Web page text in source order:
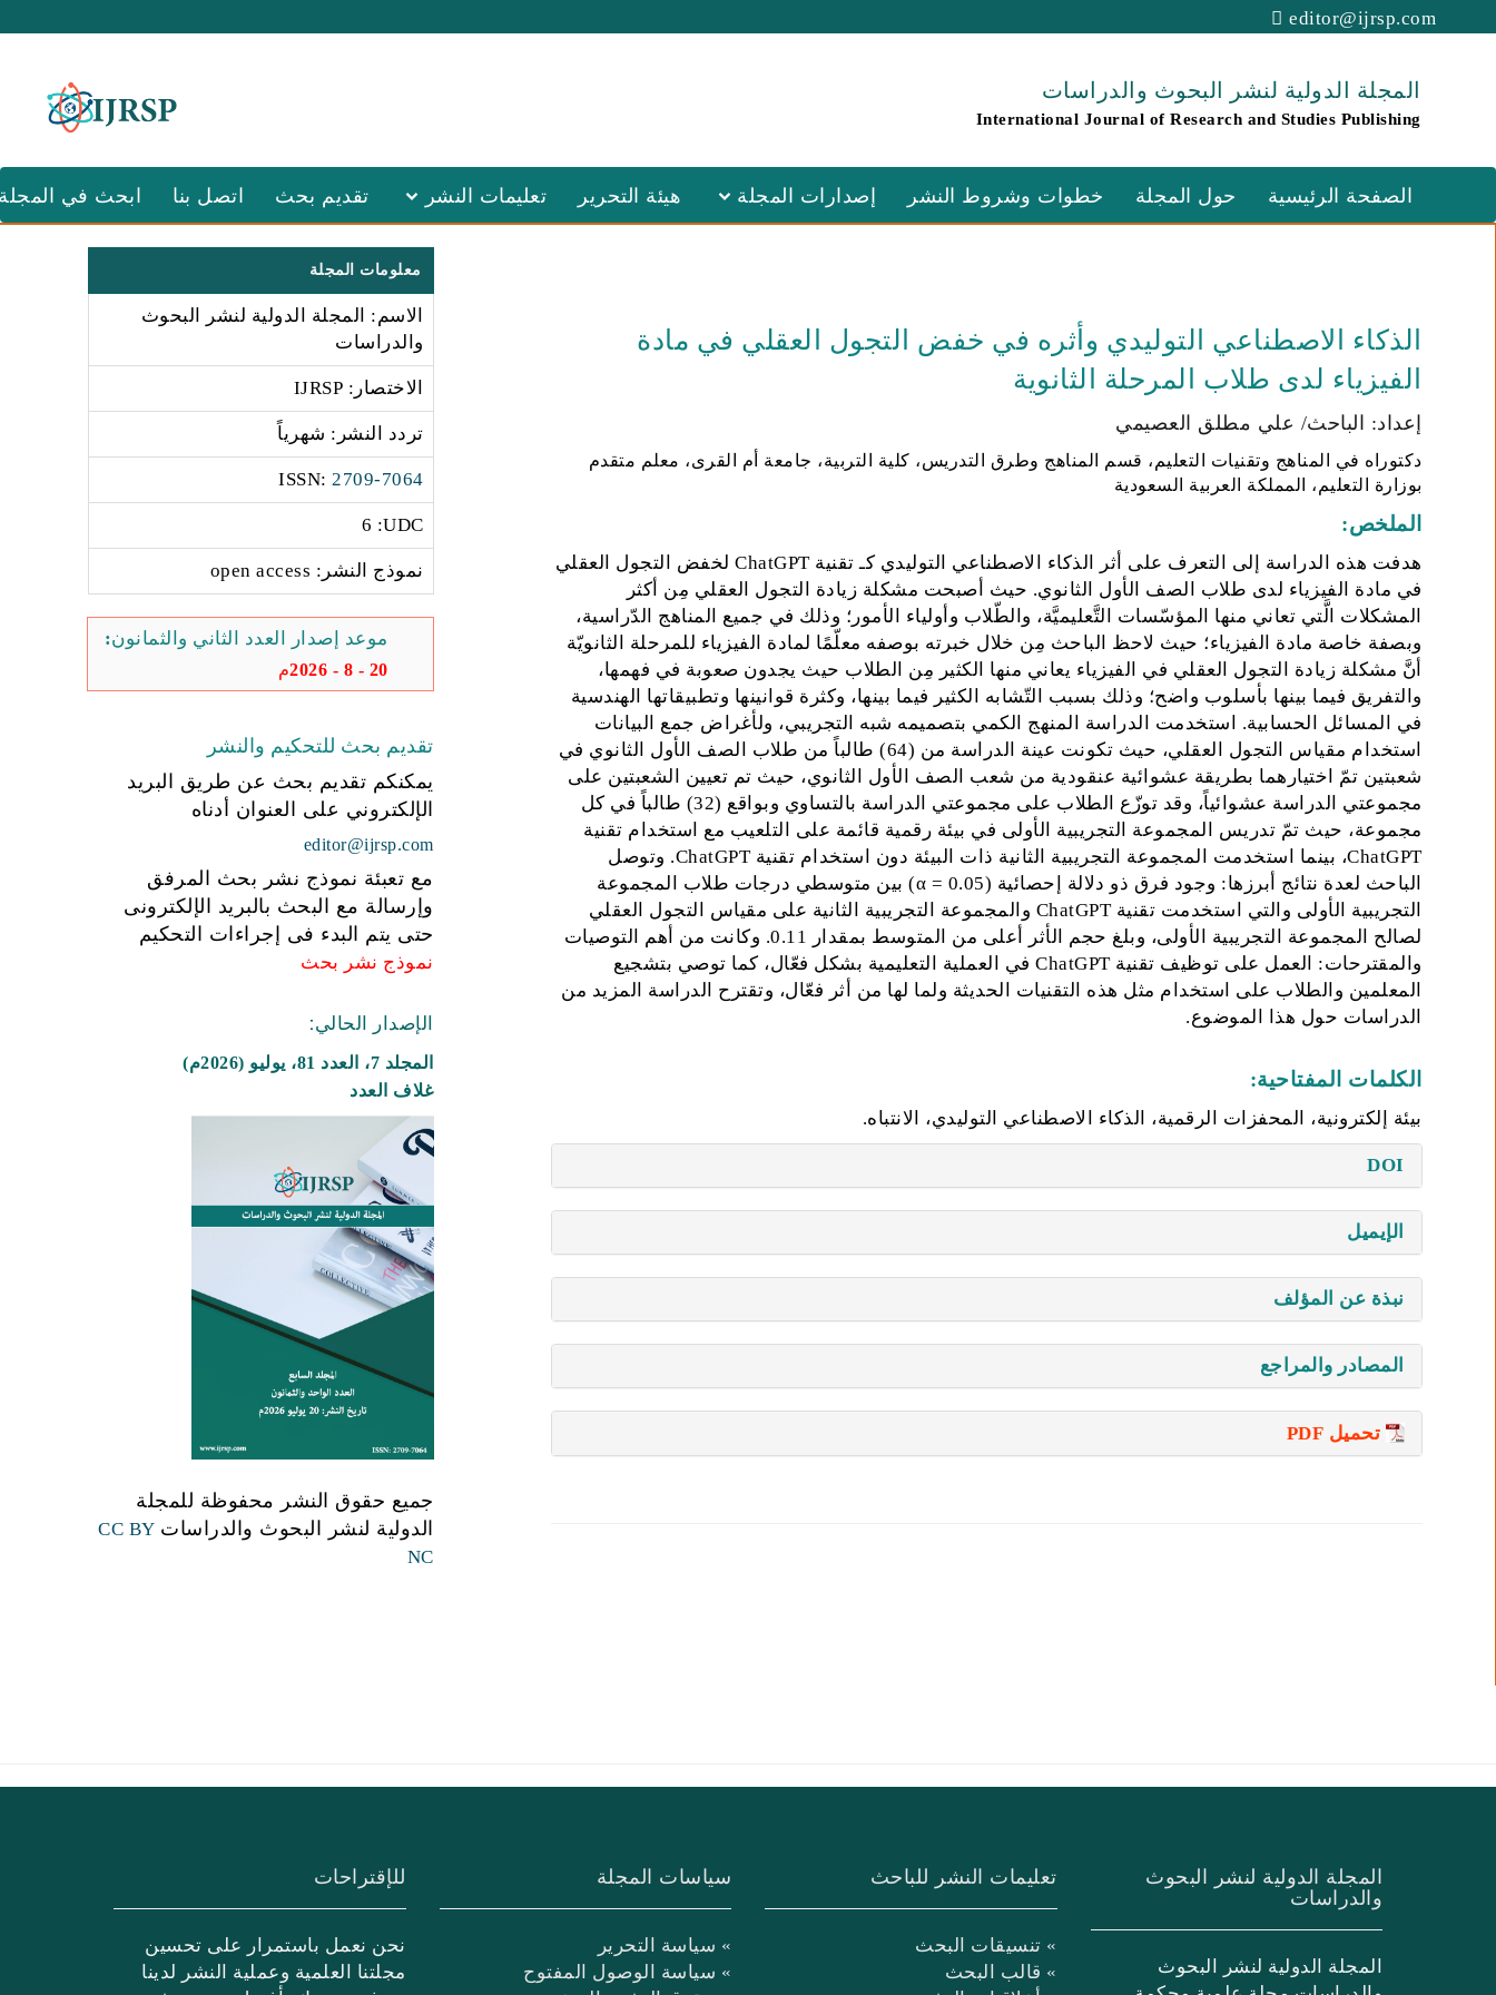
editor@ijrsp.com
المجلة الدولية لنشر البحوث والدراسات
International Journal of Research and Studies Publishing
الصفحة الرئيسية حول المجلة خطوات وشروط النشر إصدارات المجلة هيئة التحرير تعليمات النشر تقديم بحث اتصل بنا ابحث في
الذكاء الاصطناعي التوليدي وأثره في خفض التجول العقلي في مادة
الفيزياء لدى طلاب المرحلة الثانوية
إعداد: الباحث/ علي مطلق العصيمي
دكتوراه في المناهج وتقنيات التعليم، قسم المناهج وطرق التدريس، كلية التربية، جامعة أم القرى، معلم متقدم
بوزارة التعليم، المملكة العربية السعودية
الملخص:
هدفت هذه الدراسة إلى التعرف على أثر الذكاء الاصطناعي التوليدي كـ تقنية ChatGPT لخفض التجول العقلي
في مادة الفيزياء لدى طلاب الصف الأول الثانوي. حيث أصبحت مشكلة زيادة التجول العقلي مِن أكثر
المشكلات الَّتي تعاني منها المؤسّسات التَّعليميَّة، والطّلاب وأولياء الأمور؛ وذلك في جميع المناهج الدّراسية،
وبصفة خاصة مادة الفيزياء؛ حيث لاحظ الباحث مِن خلال خبرته بوصفه معلّمًا لمادة الفيزياء للمرحلة الثانويّة
أنَّ مشكلة زيادة التجول العقلي في الفيزياء يعاني منها الكثير مِن الطلاب حيث يجدون صعوبة في فهمها،
والتفريق فيما بينها بأسلوب واضح؛ وذلك بسبب التّشابه الكثير فيما بينها، وكثرة قوانينها وتطبيقاتها الهندسية
في المسائل الحسابية. استخدمت الدراسة المنهج الكمي بتصميمه شبه التجريبي، ولأغراض جمع البيانات
استخدام مقياس التجول العقلي، حيث تكونت عينة الدراسة من (64) طالباً من طلاب الصف الأول الثانوي في
شعبتين تمّ اختيارهما بطريقة عشوائية عنقودية من شعب الصف الأول الثانوي، حيث تم تعيين الشعبتين على
مجموعتي الدراسة عشوائياً، وقد توزّع الطلاب على مجموعتي الدراسة بالتساوي وبواقع (32) طالباً في كل
مجموعة، حيث تمّ تدريس المجموعة التجريبية الأولى في بيئة رقمية قائمة على التلعيب مع استخدام تقنية
ChatGPT، بينما استخدمت المجموعة التجريبية الثانية ذات البيئة دون استخدام تقنية ChatGPT. وتوصل
الباحث لعدة نتائج أبرزها: وجود فرق ذو دلالة إحصائية (α = 0.05) بين متوسطي درجات طلاب المجموعة
التجريبية الأولى والتي استخدمت تقنية ChatGPT والمجموعة التجريبية الثانية على مقياس التجول العقلي
لصالح المجموعة التجريبية الأولى، وبلغ حجم الأثر أعلى من المتوسط بمقدار 0.11. وكانت من أهم التوصيات
والمقترحات: العمل على توظيف تقنية ChatGPT في العملية التعليمية بشكل فعّال، كما توصي بتشجيع
المعلمين والطلاب على استخدام مثل هذه التقنيات الحديثة ولما لها من أثر فعّال، وتقترح الدراسة المزيد من
الدراسات حول هذا الموضوع.
الكلمات المفتاحية:
بيئة إلكترونية، المحفزات الرقمية، الذكاء الاصطناعي التوليدي، الانتباه.
DOI
الإيميل
نبذة عن المؤلف
المصادر والمراجع
تحميل PDF
معلومات المجلة
الاسم: المجلة الدولية لنشر البحوث
والدراسات
الاختصار: IJRSP
تردد النشر: شهرياً
2709-7064
:ISSN
6 :UDC
نموذج النشر: open access
موعد إصدار العدد الثاني والثمانون:
20 - 8 - 2026م
تقديم بحث للتحكيم والنشر
يمكنكم تقديم بحث عن طريق البريد
الإلكتروني على العنوان أدناه
editor@ijrsp.com
مع تعبئة نموذج نشر بحث المرفق
وإرسالة مع البحث بالبريد الإلكترونى
حتى يتم البدء فى إجراءات التحكيم
نموذج نشر بحث
الإصدار الحالي:
المجلد 7، العدد 81، يوليو (2026م)
غلاف العدد
جميع حقوق النشر محفوظة للمجلة
الدولية لنشر البحوث والدراساتCC BY
NC
المجلة الدولية لنشر البحوث
والدراسات
المجلة الدولية لنشر البحوث
تعليمات النشر للباحث
» تنسيقات البحث
» قالب البحث
سياسات المجلة
» سياسة التحرير
» سياسة الوصول المفتوح
للإقتراحات
نحن نعمل باستمرار على تحسين
مجلتنا العلمية وعملية النشر لدينا